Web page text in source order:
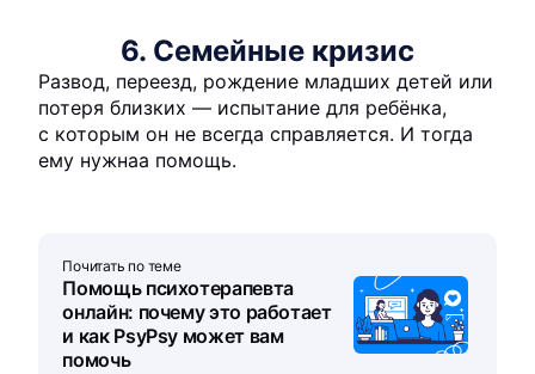
6. Семейные кризис
Развод, переезд, рождение младших детей или
потеря близких — испытание для ребёнка,
с которым он не всегда справляется. И тогда
ему нужнаа помощь.
Почитать по теме
Помощь психотерапевта
онлайн: почему это работает
и как PsyPsy может вам
помочь